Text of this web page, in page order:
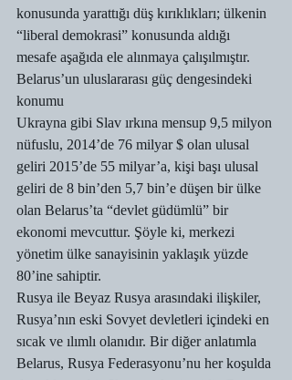
konusunda yarattığı düş kırıklıkları; ülkenin
“liberal demokrasi” konusunda aldığı
mesafe aşağıda ele alınmaya çalışılmıştır.
Belarus’un uluslararası güç dengesindeki
konumu
Ukrayna gibi Slav ırkına mensup 9,5 milyon
nüfuslu, 2014’de 76 milyar $ olan ulusal
geliri 2015’de 55 milyar’a, kişi başı ulusal
geliri de 8 bin’den 5,7 bin’e düşen bir ülke
olan Belarus’ta “devlet güdümlü” bir
ekonomi mevcuttur. Şöyle ki, merkezi
yönetim ülke sanayisinin yaklaşık yüzde
80’ine sahiptir.
Rusya ile Beyaz Rusya arasındaki ilişkiler,
Rusya’nın eski Sovyet devletleri içindeki en
sıcak ve ılımlı olanıdır. Bir diğer anlatımla
Belarus, Rusya Federasyonu’nu her koşulda